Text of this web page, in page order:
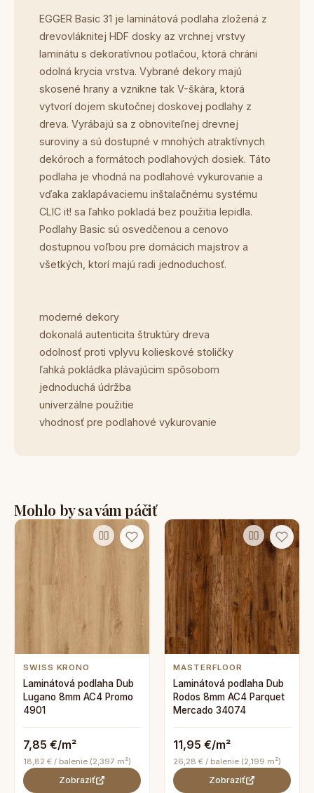
EGGER Basic 31 je laminátová podlaha zložená z
drevovláknitej HDF dosky az vrchnej vrstvy
laminátu s dekoratívnou potlačou, ktorá chráni
odolná krycia vrstva. Vybrané dekory majú
skosené hrany a vznikne tak V-škára, ktorá
vytvorí dojem skutočnej doskovej podlahy z
dreva. Vyrábajú sa z obnoviteľnej drevnej
suroviny a sú dostupné v mnohých atraktívnych
dekóroch a formátoch podlahových dosiek. Táto
podlaha je vhodná na podlahové vykurovanie a
vďaka zaklapávaciemu inštalačnému systému
CLIC it! sa ľahko pokladá bez použitia lepidla.
Podlahy Basic sú osvedčenou a cenovo
dostupnou voľbou pre domácich majstrov a
všetkých, ktorí majú radi jednoduchosť.
moderné dekory
dokonalá autenticita štruktúry dreva
odolnosť proti vplyvu kolieskové stoličky
ľahká pokládka plávajúcim spôsobom
jednoduchá údržba
univerzálne použitie
vhodnosť pre podlahové vykurovanie
Mohlo by sa vám páčiť
SWISS KRONO
Laminátová podlaha Dub
Lugano 8mm AC4 Promo
4901
7,85 €/m²
18,82 € / balenie (2,397 m²)
Zobraziť
MASTERFLOOR
Laminátová podlaha Dub
Rodos 8mm AC4 Parquet
Mercado 34074
11,95 €/m²
26,28 € / balenie (2,199 m²)
Zobraziť